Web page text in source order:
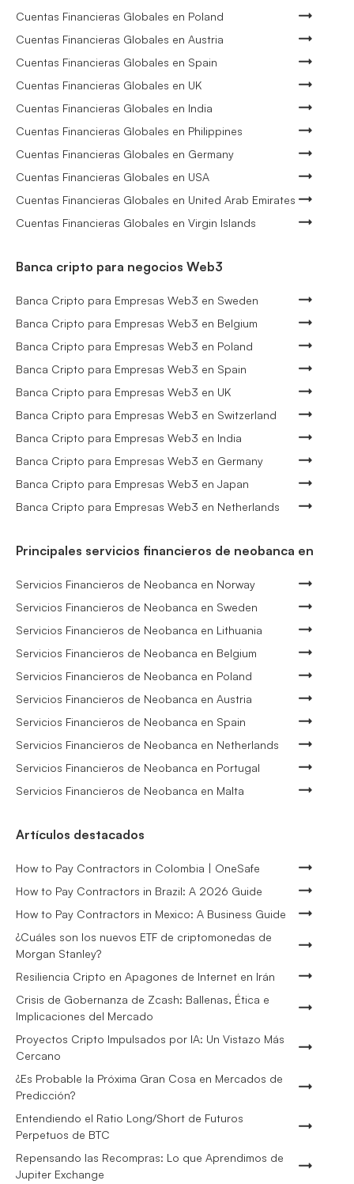
Cuentas Financieras Globales en Poland
Cuentas Financieras Globales en Austria
Cuentas Financieras Globales en Spain
Cuentas Financieras Globales en UK
Cuentas Financieras Globales en India
Cuentas Financieras Globales en Philippines
Cuentas Financieras Globales en Germany
Cuentas Financieras Globales en USA
Cuentas Financieras Globales en United Arab Emirates
Cuentas Financieras Globales en Virgin Islands
Banca cripto para negocios Web3
Banca Cripto para Empresas Web3 en Sweden
Banca Cripto para Empresas Web3 en Belgium
Banca Cripto para Empresas Web3 en Poland
Banca Cripto para Empresas Web3 en Spain
Banca Cripto para Empresas Web3 en UK
Banca Cripto para Empresas Web3 en Switzerland
Banca Cripto para Empresas Web3 en India
Banca Cripto para Empresas Web3 en Germany
Banca Cripto para Empresas Web3 en Japan
Banca Cripto para Empresas Web3 en Netherlands
Principales servicios financieros de neobanca en
Servicios Financieros de Neobanca en Norway
Servicios Financieros de Neobanca en Sweden
Servicios Financieros de Neobanca en Lithuania
Servicios Financieros de Neobanca en Belgium
Servicios Financieros de Neobanca en Poland
Servicios Financieros de Neobanca en Austria
Servicios Financieros de Neobanca en Spain
Servicios Financieros de Neobanca en Netherlands
Servicios Financieros de Neobanca en Portugal
Servicios Financieros de Neobanca en Malta
Artículos destacados
How to Pay Contractors in Colombia | OneSafe
How to Pay Contractors in Brazil: A 2026 Guide
How to Pay Contractors in Mexico: A Business Guide
¿Cuáles son los nuevos ETF de criptomonedas de
Morgan Stanley?
Resiliencia Cripto en Apagones de Internet en Irán
Crisis de Gobernanza de Zcash: Ballenas, Ética e
Implicaciones del Mercado
Proyectos Cripto Impulsados por IA: Un Vistazo Más
Cercano
¿Es Probable la Próxima Gran Cosa en Mercados de
Predicción?
Entendiendo el Ratio Long/Short de Futuros
Perpetuos de BTC
Repensando las Recompras: Lo que Aprendimos de
Jupiter Exchange